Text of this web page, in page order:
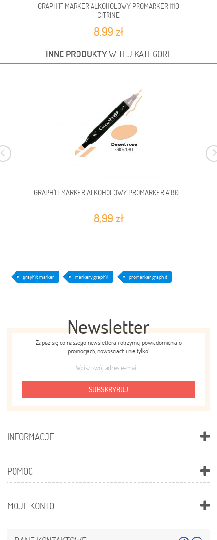
GRAPH'IT MARKER ALKOHOLOWY PROMARKER 1110
CITRINE
8,99 zł
INNE PRODUKTYW TEJ KATEGORII
GRAPH'IT MARKER ALKOHOLOWY PROMARKER 4180...
8,99 zł
graph'it marker markery graph'it promarker graph'it
Newsletter
Zapisz się do naszego newslettera i otrzymuj powiadomienia o
promocjach, nowościach i nie tylko!
SUBSKRYBUJ
INFORMACJE
POMOC
MOJE KONTO